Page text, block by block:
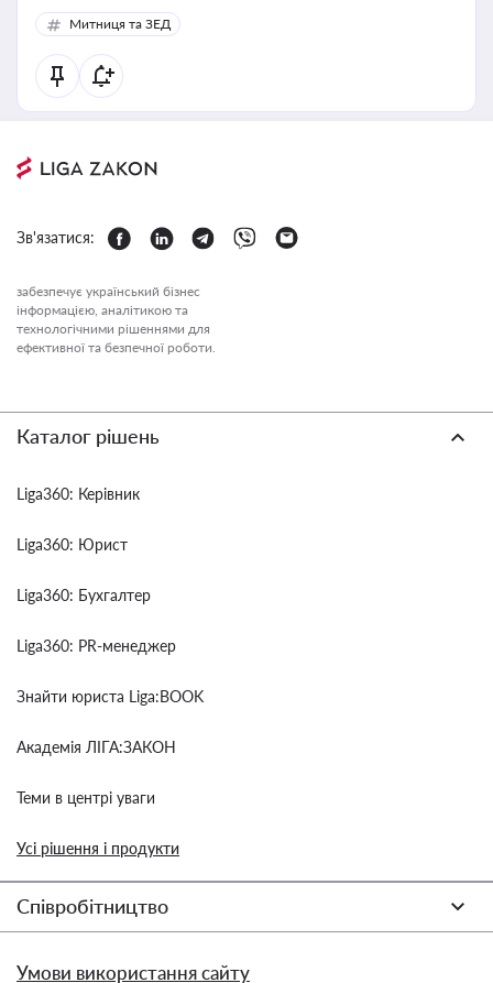
Митниця та ЗЕД
Зв'язатися:
забезпечує український бізнес
інформацією, аналітикою та
технологічними рішеннями для
ефективної та безпечної роботи.
Каталог рішень
Liga360: Керівник
Liga360: Юрист
Liga360: Бухгалтер
Liga360: PR-менеджер
Знайти юриста Liga:BOOK
Академія ЛІГА:ЗАКОН
Теми в центрі уваги
Усі рішення і продукти
Співробітництво
Умови використання сайту